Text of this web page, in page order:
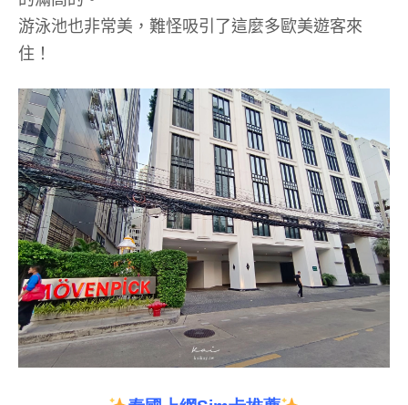
游泳池也非常美，難怪吸引了這麼多歐美遊客來
住！